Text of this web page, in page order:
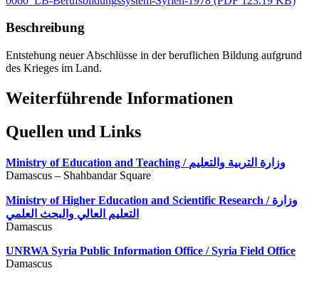
Beschreibung
Entstehung neuer Abschlüsse in der beruflichen Bildung aufgrund
des Krieges im Land.
Weiterführende Informationen
Quellen und Links
Ministry of Education and Teaching / وزارة التربية والتعليم
Damascus – Shahbandar Square
Ministry of Higher Education and Scientific Research / وزارة
التعليم العالي والبحث العلمي
Damascus
UNRWA Syria Public Information Office / Syria Field Office
Damascus